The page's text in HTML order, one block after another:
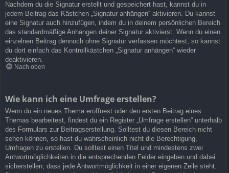
Nachdem du die Signatur erstellt und gespeichert hast, kannst du in
jedem Beitrag das Kästchen „Signatur anhängen“ aktivieren. Du kannst
eine Signatur auch hinzufügen, indem du in deinem persönlichen Bereich
das standardmäßige Anhängen deiner Signatur aktivierst. Wenn du einen
einzelnen Beitrag dennoch ohne Signatur verfassen möchtest, so kannst
du dort einfach das Kontrollkästchen „Signatur anhängen“ wieder
deaktivieren.
Nach oben
Wie kann ich eine Umfrage erstellen?
Wenn du ein neues Thema eröffnest oder den ersten Beitrag eines
Themas bearbeitest, findest du ein Register „Umfrage erstellen“ unterhalb
des Formulars zur Beitragserstellung. Solltest du diesen Bereich nicht
sehen können, so hast du wahrscheinlich nicht die Berechtigung,
Umfragen zu erstellen. Du solltest einen Titel und mindestens zwei
Antwortmöglichkeiten in die entsprechenden Felder eingeben und dabei
sicherstellen, dass jede Antwortmöglichkeit in einer eigenen Zeile steht.